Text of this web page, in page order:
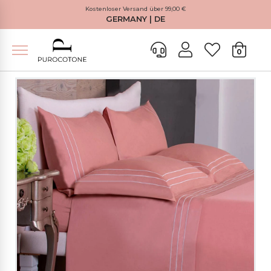
Kostenloser Versand über 99,00 €
GERMANY | DE
0